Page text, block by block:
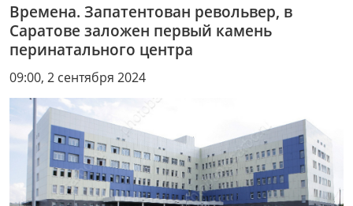
Времена. Запатентован револьвер, в
Саратове заложен первый камень
перинатального центра
09:00, 2 сентября 2024